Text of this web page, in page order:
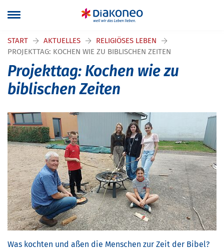
START AKTUELLES
RELIGIÖSES LEBEN
PROJEKTTAG: KOCHEN WIE ZU BIBLISCHEN ZEITEN
Projekttag: Kochen wie zu
biblischen Zeiten
Was kochten und aßen die Menschen zur Zeit der Bibel?